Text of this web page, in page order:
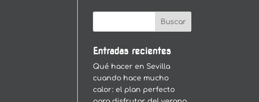
Entradas recientes
Qué hacer en Sevilla
cuando hace mucho
calor: el plan perfecto